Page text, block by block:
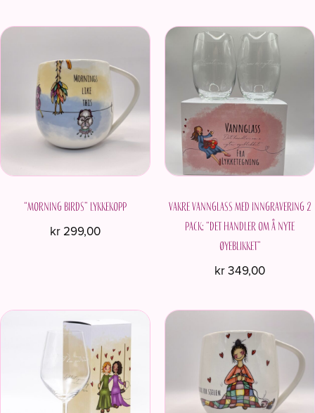
produktet
flere
varianter.
Alternativene
kan
velges
på
produktsiden
“Morning birds” Lykkekopp
kr 299,00
Vakre vannglass med inngravering 2
pack; “Det handler om å nyte
øyeblikket”
kr349,00